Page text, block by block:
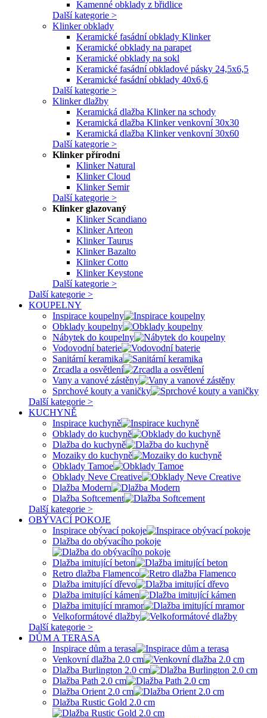
Kamenné obklady z břidlice
Další kategorie >
Klinker obklady
Keramické fasádní obklady Klinker
Keramické obklady na parapet
Keramické obklady na sokl
Keramické fasádní obkladové pásky 24,5x6,5
Keramické fasádní obklady 40x6,6
Další kategorie >
Klinker dlažby
Keramická dlažba Klinker na schody
Keramická dlažba Klinker venkovní 30x30
Keramická dlažba Klinker venkovní 30x60
Další kategorie >
Klinker přírodní
Klinker Natural
Klinker Cloud
Klinker Semir
Další kategorie >
Klinker glazovaný
Klinker Scandiano
Klinker Arteon
Klinker Taurus
Klinker Bazalto
Klinker Cotto
Klinker Keystone
Další kategorie >
Další kategorie >
KOUPELNY
Inspirace koupelny
Obklady koupelny
Nábytek do koupelny
Vodovodní baterie
Sanitární keramika
Zrcadla a osvětlení
Vany a vanové zástěny
Sprchové kouty a vaničky
Další kategorie >
KUCHYNĚ
Inspirace kuchyně
Obklady do kuchyně
Dlažba do kuchyně
Mozaiky do kuchyně
Obklady Tamoe
Obklady Neve Creative
Dlažba Modern
Dlažba Softcement
Další kategorie >
OBÝVACÍ POKOJE
Inspirace obývací pokoje
Dlažba do obývacího pokoje
Dlažba imitující beton
Retro dlažba Flamenco
Dlažba imitující dřevo
Dlažba imitující kámen
Dlažba imitující mramor
Velkoformátové dlažby
Další kategorie >
DŮM A TERASA
Inspirace dům a terasa
Venkovní dlažba 2.0 cm
Dlažba Burlington 2.0 cm
Dlažba Path 2.0 cm
Dlažba Orient 2.0 cm
Dlažba Rustic Gold 2.0 cm